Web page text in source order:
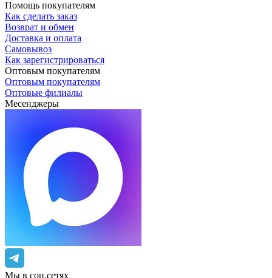
Помощь покупателям
Как сделать заказ
Возврат и обмен
Доставка и оплата
Самовывоз
Как зарегистрироваться
Оптовым покупателям
Оптовым покупателям
Оптовые филиалы
Месенджеры
Мы в соц.сетях